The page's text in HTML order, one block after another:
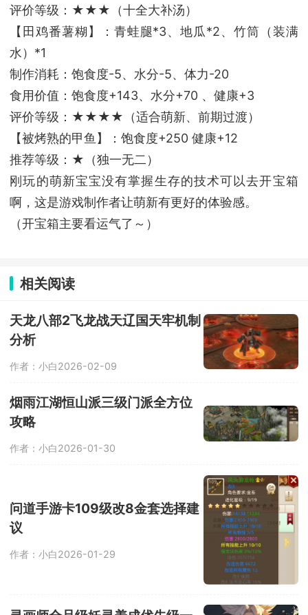
评价等级：★★★（十全大补汤）
【田鸡番薯糊】：青蛙腿*3、地瓜*2、竹筒（装满
水）*1
制作消耗：饱食度-5、水分-5、体力-20
食用价值：饱食度+143、水分+70 、健康+3
评价等级：★★★★（适合萌新、前期过渡）
【被烤熟的甲鱼】：饱食度+250 健康+12
推荐等级：★（独一无二）
刚玩的萌新宝宝没有掌握生存的技术可以去开宝箱
啊，这是游戏制作者让萌新有更好的体验感。
（开宝箱主要看运气了～）
相关阅读
天龙八部2飞龙战天辽国天牢机制
分析
作者：小白2026-02-09
烟雨江湖恒山派三级门派全方位
攻略
作者：小白2026-01-30
问道手游卡109级改8金套选择建
议
作者：小白2026-01-29